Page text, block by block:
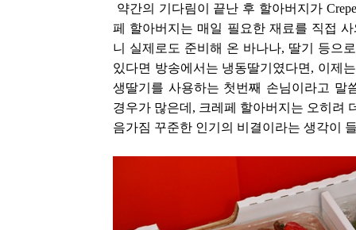
약간의 기다림이 끝난 후 할아버지가
페 할아버지는 매일 필요한 재료를 직접
니 실제로도 준비해 온 바나나, 딸기 등으
있다면 방송에서는 냉동딸기였다면, 이제
생딸기를 사용하는 첫번째 손님이라고 말
경우가 많은데, 크레페 할아버지는 오히려
음가짐 꾸준한 인기의 비결이라는 생각이